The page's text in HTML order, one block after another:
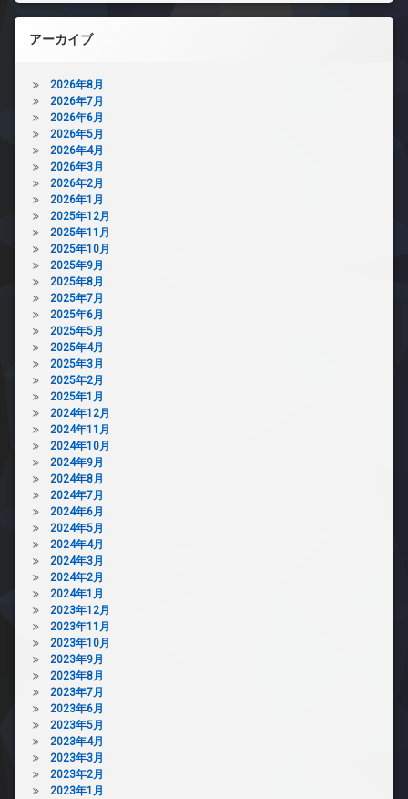
アーカイブ
2026年8月
2026年7月
2026年6月
2026年5月
2026年4月
2026年3月
2026年2月
2026年1月
2025年12月
2025年11月
2025年10月
2025年9月
2025年8月
2025年7月
2025年6月
2025年5月
2025年4月
2025年3月
2025年2月
2025年1月
2024年12月
2024年11月
2024年10月
2024年9月
2024年8月
2024年7月
2024年6月
2024年5月
2024年4月
2024年3月
2024年2月
2024年1月
2023年12月
2023年11月
2023年10月
2023年9月
2023年8月
2023年7月
2023年6月
2023年5月
2023年4月
2023年3月
2023年2月
2023年1月